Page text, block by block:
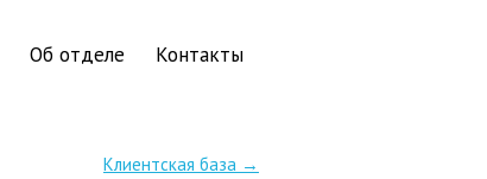
Об отделе Контакты
Клиентская база →